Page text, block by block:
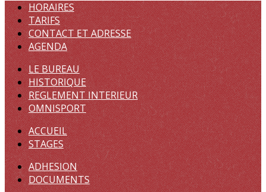
HORAIRES
TARIFS
CONTACT ET ADRESSE
AGENDA
LE BUREAU
HISTORIQUE
REGLEMENT INTERIEUR
OMNISPORT
ACCUEIL
STAGES
ADHESION
DOCUMENTS